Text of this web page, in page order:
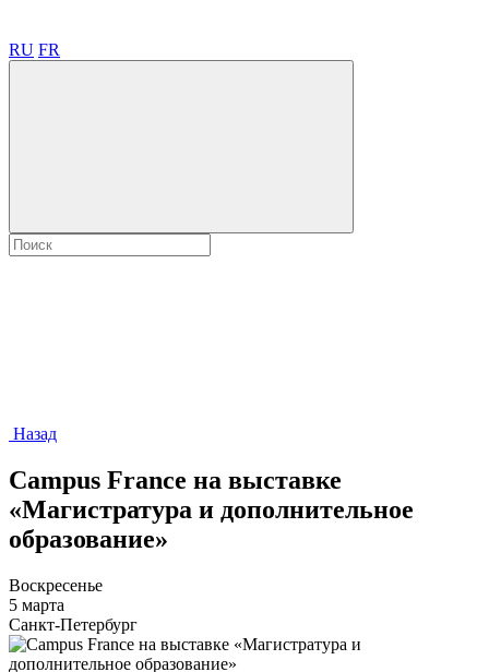
RU FR
Назад
Campus France на выставке
«Магистратура и дополнительное
образование»
Воскресенье
5 марта
Санкт-Петербург